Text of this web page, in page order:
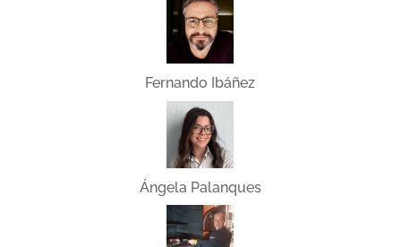
Fernando Ibáñez
Ángela Palanques